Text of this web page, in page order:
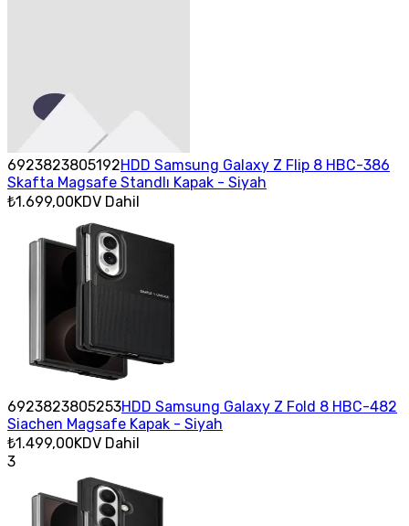
6923823805192HDD Samsung Galaxy Z Flip 8 HBC-386
Skafta Magsafe Standlı Kapak - Siyah
₺1.699,00KDV Dahil
6923823805253HDD Samsung Galaxy Z Fold 8 HBC-482
Siachen Magsafe Kapak - Siyah
₺1.499,00KDV Dahil
3